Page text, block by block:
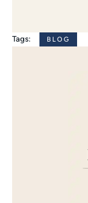
Tags: BLOG